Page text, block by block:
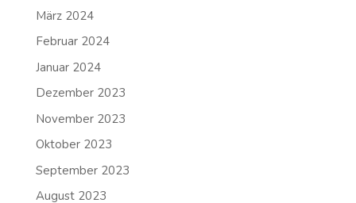
März 2024
Februar 2024
Januar 2024
Dezember 2023
November 2023
Oktober 2023
September 2023
August 2023